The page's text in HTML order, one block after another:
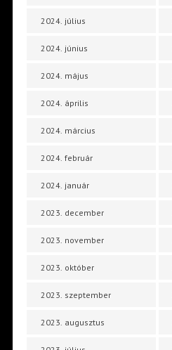
2024. július
2024. június
2024. május
2024. április
2024. március
2024. február
2024. január
2023. december
2023. november
2023. október
2023. szeptember
2023. augusztus